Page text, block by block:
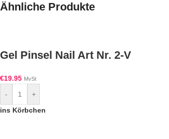
Ähnliche Produkte
Gel Pinsel Nail Art Nr. 2-V
€19.95 MvSt
-
+
ins Körbchen